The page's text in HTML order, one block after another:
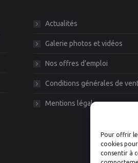
Pour offrir
cookies
consentir à
Actualités
Galerie photos et vidéos
Nos offres d’emploi
Conditions générales de
Mentions légales